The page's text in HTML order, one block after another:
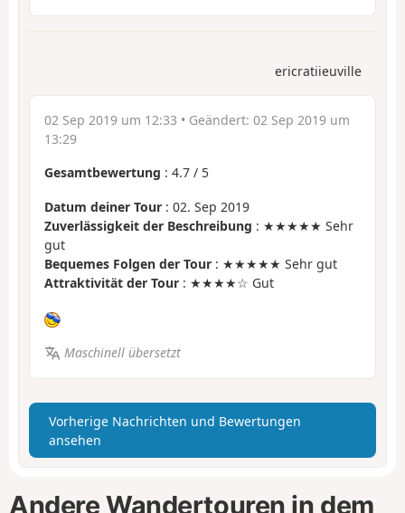
ericratiieuville
02 Sep 2019 um 12:33 • Geändert: 02 Sep 2019 um
13:29
Gesamtbewertung : 4.7 / 5
Datum deiner Tour : 02. Sep 2019
Zuverlässigkeit der Beschreibung : ★★★★★ Sehr
gut
Bequemes Folgen der Tour : ★★★★★ Sehr gut
Attraktivität der Tour : ★★★★☆ Gut
Maschinell übersetzt
Vorherige Nachrichten und Bewertungen
ansehen
Andere Wandertouren in dem